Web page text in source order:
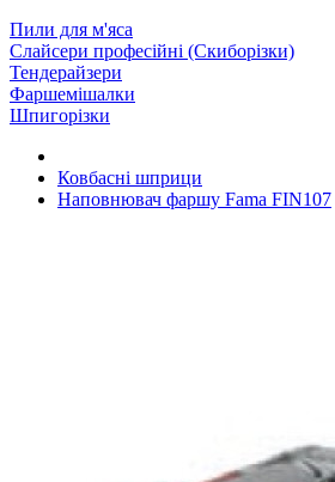
Пили для м'яса
Слайсери професійні (Скиборізки)
Тендерайзери
Фаршемішалки
Шпигорізки
Ковбасні шприци
Наповнювач фаршу Fama FIN107